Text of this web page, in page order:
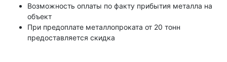
Возможность оплаты по факту прибытия металла на
объект
При предоплате металлопроката от 20 тонн
предоставляется скидка